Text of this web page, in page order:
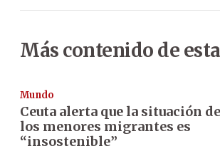
Más contenido de
Mundo
Ceuta alerta que la situación de
los menores migrantes es
“insostenible”